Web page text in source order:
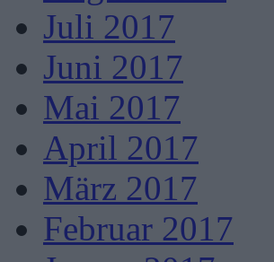
Juli 2017
Juni 2017
Mai 2017
April 2017
März 2017
Februar 2017